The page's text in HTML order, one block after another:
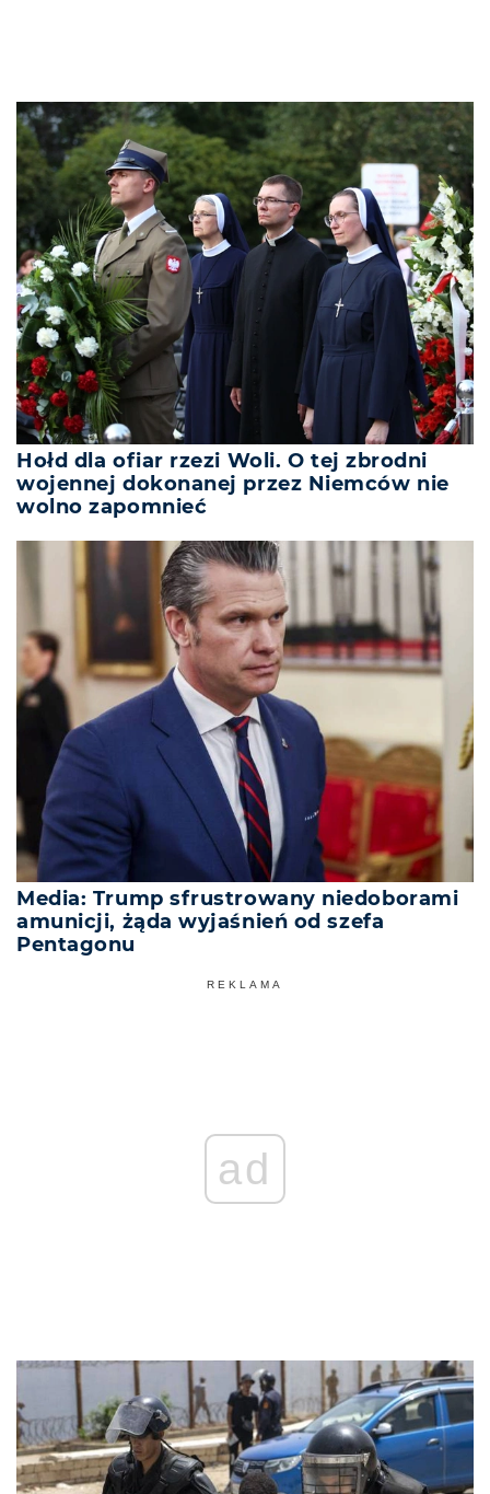
Hołd dla ofiar rzezi Woli. O tej zbrodni
wojennej dokonanej przez Niemców nie
wolno zapomnieć
Media: Trump sfrustrowany niedoborami
amunicji, żąda wyjaśnień od szefa
Pentagonu
REKLAMA
ad